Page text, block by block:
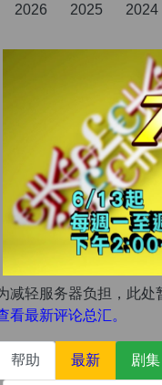
2026
2025 2024
减轻服务器负担，此处
看最新评论总汇。
帮助 最新 剧集